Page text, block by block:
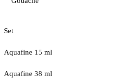
Set
Aquafine 15 ml
Aquafine 38 ml